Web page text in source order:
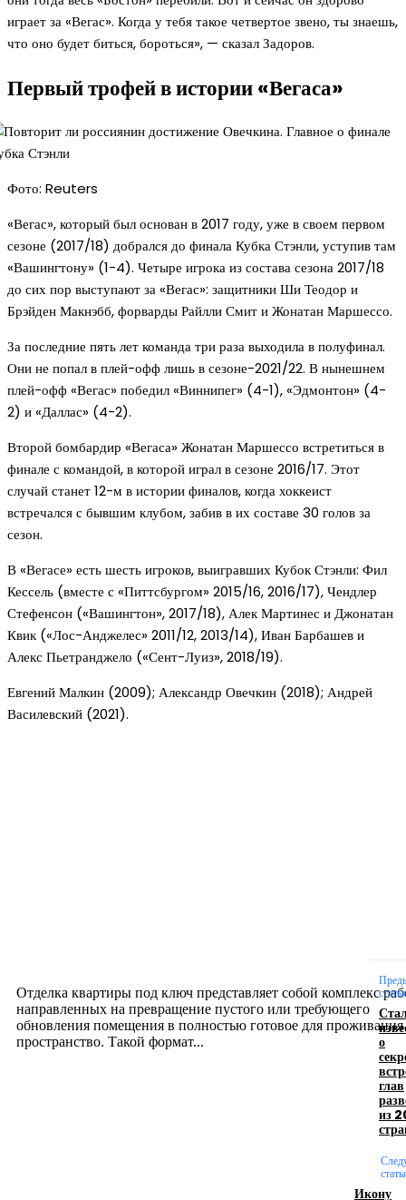
играет за «Вегас». Когда у тебя такое четвертое звено, ты знаешь,
что оно будет биться, бороться», — сказал Задоров.
Первый трофей в истории «Вегаса»
Фото: Reuters
«Вегас», который был основан в 2017 году, уже в своем первом
сезоне (2017/18) добрался до финала Кубка Стэнли, уступив там
«Вашингтону» (1-4). Четыре игрока из состава сезона 2017/18
до сих пор выступают за «Вегас»: защитники Ши Теодор и
Брэйден Макнэбб, форварды Райлли Смит и Жонатан Маршессо.
За последние пять лет команда три раза выходила в полуфинал.
Они не попал в плей-офф лишь в сезоне-2021/22. В нынешнем
плей-офф «Вегас» победил «Виннипег» (4-1), «Эдмонтон» (4-
2) и «Даллас» (4-2).
Второй бомбардир «Вегаса» Жонатан Маршессо встретиться в
финале с командой, в которой играл в сезоне 2016/17. Этот
случай станет 12-м в истории финалов, когда хоккеист
встречался с бывшим клубом, забив в их составе 30 голов за
сезон.
В «Вегасе» есть шесть игроков, выигравших Кубок Стэнли: Фил
Кессель (вместе с «Питтсбургом» 2015/16, 2016/17), Чендлер
Стефенсон («Вашингтон», 2017/18), Алек Мартинес и Джонатан
Квик («Лос-Анджелес» 2011/12, 2013/14), Иван Барбашев и
Алекс Пьетранджело («Сент-Луиз», 2018/19).
Евгений Малкин (2009); Александр Овечкин (2018); Андрей
Василевский (2021).
Отделка квартиры под ключ представляет собой комплекс
направленных на превращение пустого или требующего
обновления помещения в полностью готовое для проживания
пространство. Такой формат...
статья
о
глав
из
Икону